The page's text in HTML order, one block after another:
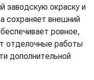
заводскую окраску и
сохраняет внешний
ровное,
отделочные работы
дополнительной